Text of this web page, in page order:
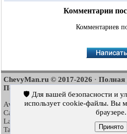
Комментарии
Комментариев
ChevyMan.ru © 2017-2026 · Полная
Поиск по сайту
Aveo 2003-2008·Aveo2006-2011·
Captiva 2008-2016·
Lanos 2002-2016·
Tahoe Люмина 11989-1994
🛡️ Для вашей безопасности и
использует cookie-файлы. Вы
браузере.
Принято